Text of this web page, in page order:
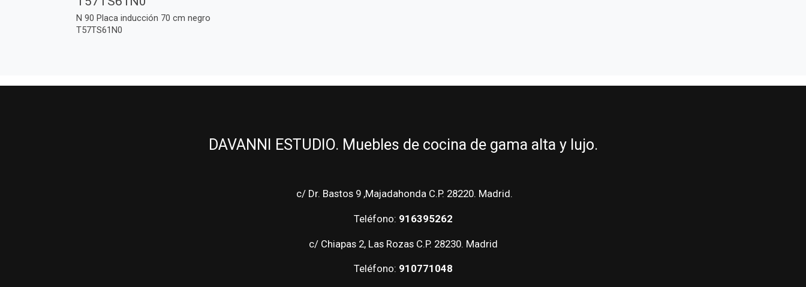
N 90 Placa inducción 70 cm negro
T57TS61N0
DAVANNI ESTUDIO. Muebles de cocina de gama alta y lujo.
c/ Dr. Bastos 9 ,Majadahonda C.P. 28220. Madrid.
Teléfono: 916395262
c/ Chiapas 2, Las Rozas C.P. 28230. Madrid
Teléfono: 910771048